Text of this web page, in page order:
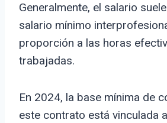
Generalmente, el salario
salario mínimo
proporción a las horas
trabajadas.
En 2024, la base mínima de
este contrato está vinculada